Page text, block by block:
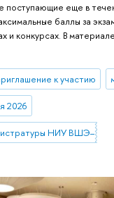
поступающие еще в
баллы за
и конкурсах. В
к участию
2026
НИУ